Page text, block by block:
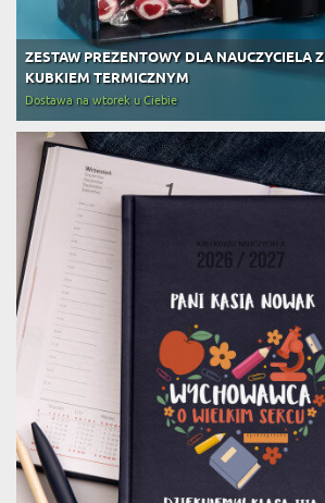
ZESTAW PREZENTOWY DLA NAUCZYCIELA Z
KUBKIEM TERMICZNYM
Dostawa na wtorek u Ciebie